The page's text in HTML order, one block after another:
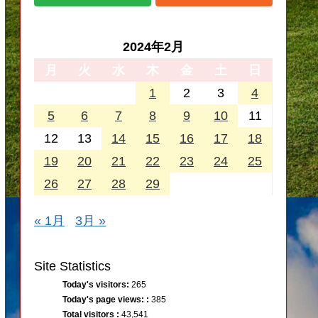
2024年2月
月
火 水 木 金 土
日
1
2 3
4
5
6 7 8 9 10
11
12
13 14 15 16 17
18
19
20 21 22 23 24
25
26
27 28 29
« 1月 3月 »
Site Statistics
Today's visitors: 265
Today's page views: : 385
Total visitors : 43,541